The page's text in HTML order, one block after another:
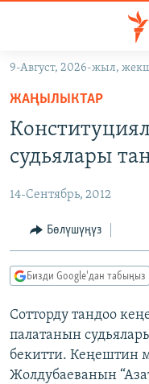
Навигацияга
өтүңүз
Издөөгө
салыңыз
ЭКОНОМИКА
МАДАНИЯТ
БОРБОР АЗИЯ
УКРАИНА
АТАЙЫН ИЛИКТӨӨ
ТВ ПРОГРАММАЛАР
ЭКСПЕРТТЕР ТАЛДАЙТ
БИЗ ЖАНА ДҮЙНӨ
ДАНИСТЕ
ЭЖЕ-СИҢДИЛЕР
ӨЗГӨЧӨ ПИКИР
Русский
ОНЛАЙН ШЕРИНЕ
9-Август, 2026-жыл,
ЖАҢЫЛЫКТАР
судьялары
14-Сентябрь, 2012
Бөлүшүңүз
Бизди Google'дан табыңыз
Сотторду тандоо
палатанын
бекитти. Кеңештин
Жолдубаеванын